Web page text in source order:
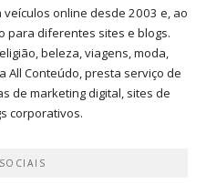
online desde 2003 e, ao
para diferentes sites e blogs.
beleza, viagens, moda,
All Conteúdo, presta serviço de
de marketing digital, sites de
corporativos.